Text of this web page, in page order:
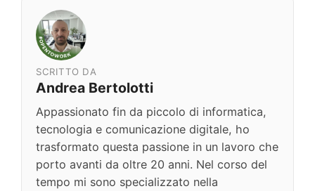
SCRITTO DA
Andrea Bertolotti
Appassionato fin da piccolo di informatica,
tecnologia e comunicazione digitale, ho
trasformato questa passione in un lavoro che
porto avanti da oltre 20 anni. Nel corso del
tempo mi sono specializzato nella